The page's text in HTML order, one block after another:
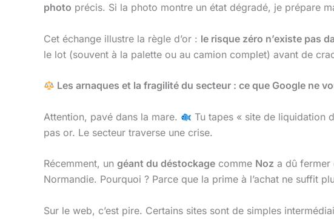
photo précis. Si la photo montre un état dégradé, je prépare
Cet échange illustre la règle d’or : le risque zéro n’existe pas
le lot (souvent à la palette ou au camion complet) avant de
Les arnaques et la fragilité du secteur : ce que Google ne
Attention, pavé dans la mare.
Tu tapes « site de liquidation
pas or. Le secteur traverse une crise.
Récemment, un géant du déstockage comme Noz a dû fermer
Normandie. Pourquoi ? Parce que la prime à l’achat ne suffit
Sur le web, c’est pire. Certains sites sont de simples